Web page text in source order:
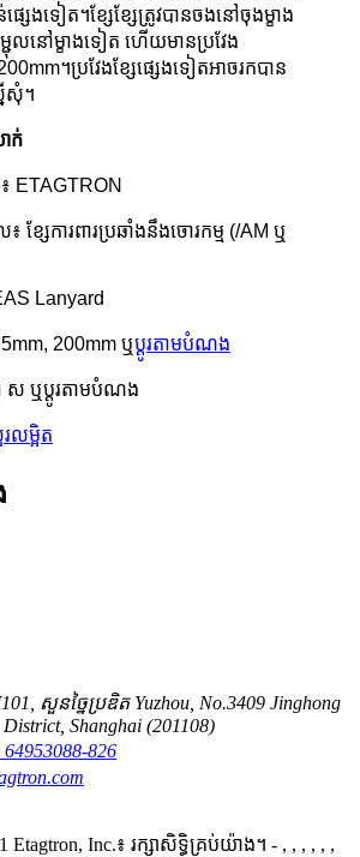
សេងទៀត។ខ្សែខ្សែត្រូវបានចងនៅចុងម្ខាង
លនៅម្ខាងទៀត ហើយមានប្រវែង
។ប្រវែងខ្សែផ្សេងទៀតអាចរកបាន
ើសុំ។
ក់
ETAGTRON
ខ្សែការពារប្រឆាំងនឹងចោរកម្ម (/AM ឬ
Lanyard
200mm ឬប្ដូរតាមបំណង
ស ឬប្ដូរតាមបំណង
លម្អិត
សួនច្នៃប្រឌិត Yuzhou, No.3409 Jinghong
Shanghai (201108)
64953088-826
Etagtron, Inc.៖ រក្សាសិទ្ធិគ្រប់យ៉ាង។ - , , , , , ,